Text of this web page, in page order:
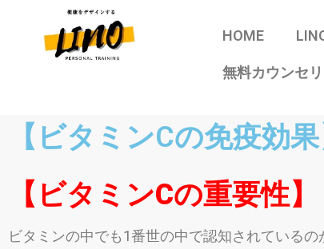
HOME
無料カウンセ
【ビタミンCの免疫効果
【ビタミンCの重要性】
ビタミンの中でも1番世の中で認知されているの